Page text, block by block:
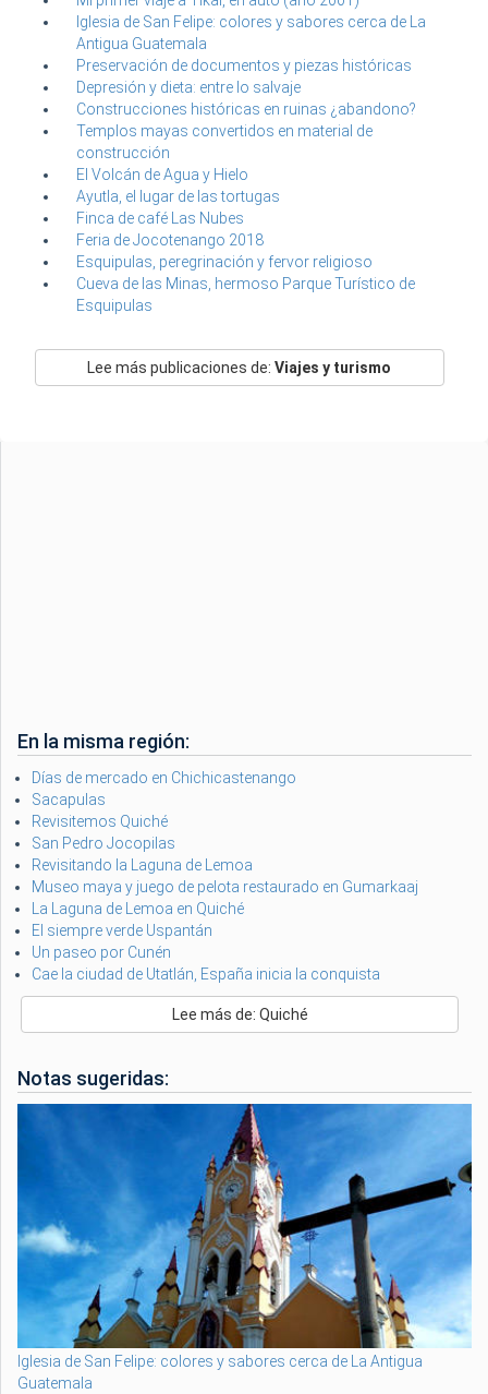
Iglesia de San Felipe: colores y sabores cerca de La
Antigua Guatemala
Preservación de documentos y piezas históricas
Depresión y dieta: entre lo salvaje
Construcciones históricas en ruinas ¿abandono?
Templos mayas convertidos en material de
construcción
El Volcán de Agua y Hielo
Ayutla, el lugar de las tortugas
Finca de café Las Nubes
Feria de Jocotenango 2018
Esquipulas, peregrinación y fervor religioso
Cueva de las Minas, hermoso Parque Turístico de
Esquipulas
Lee más publicaciones de:Viajes y turismo
En la misma región:
Días de mercado en Chichicastenango
Sacapulas
Revisitemos Quiché
San Pedro Jocopilas
Revisitando la Laguna de Lemoa
Museo maya y juego de pelota restaurado en Gumarkaaj
La Laguna de Lemoa en Quiché
El siempre verde Uspantán
Un paseo por Cunén
Cae la ciudad de Utatlán, España inicia la conquista
Lee más de: Quiché
Notas sugeridas:
Iglesia de San Felipe: colores y sabores cerca de La Antigua
Guatemala